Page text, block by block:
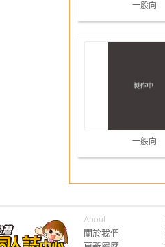
一般向
一般向
About
關於我們